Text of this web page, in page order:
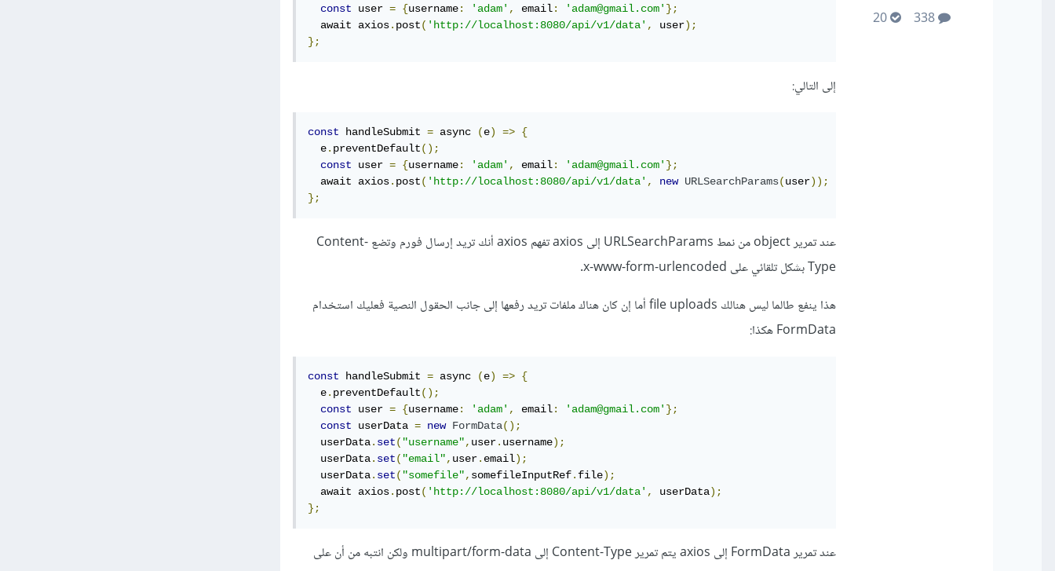
338
20
const user = {username: 'adam' , email: 'adam@gmail.com' };
  await axios
. post( 'http://localhost:8080/api/v1/data' , user);
};
إلى التالي:
const handleSubmit = async (e) => {
  e
. preventDefault();
const user = {username: 'adam' , email: 'adam@gmail.com' };
  await axios
. post( 'http://localhost:8080/api/v1/data' , new URLSearchParams(user));
};
عند تمرير object من نمط URLSearchParams إلى axios تفهم axios أنك تريد إرسال فورم وتضع Content-
Type بشكل تلقائي على x-www-form-urlencoded.
هذا ينفع طالما ليس هنالك file uploads أما إن كان هناك ملفات تريد رفعها إلى جانب الحقول النصية فعليك استخدام
FormData هكذا:
const handleSubmit = async (e) => {
  e
. preventDefault();
const user = {username: 'adam' , email: 'adam@gmail.com' };
const userData = new FormData();
  userData
. set( "username", user. username);
  userData
. set( "email", user. email);
  userData
. set( "somefile", somefileInputRef. file);
  await axios
. post( 'http://localhost:8080/api/v1/data' , userData);
};
عند تمرير FormData إلى axios يتم تمرير Content-Type إلى multipart/form-data ولكن انتبه من أن على